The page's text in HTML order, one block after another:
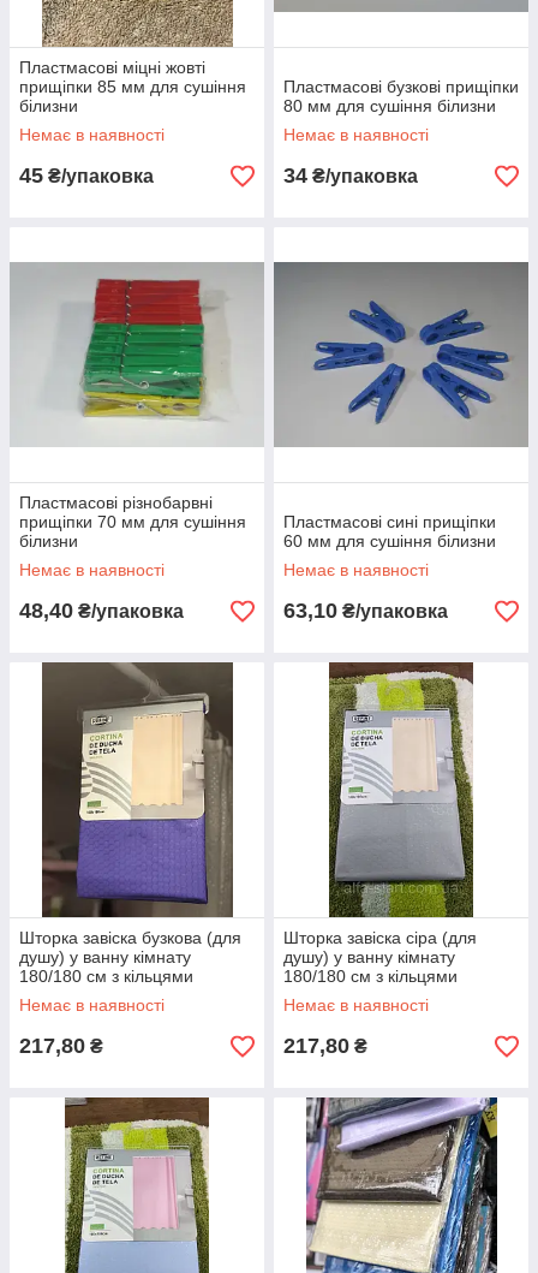
Пластмасові міцні жовті
прищіпки 85 мм для сушіння
білизни
Немає в наявності
45 ₴/упаковка
Пластмасові бузкові прищіпки
80 мм для сушіння білизни
Немає в наявності
34 ₴/упаковка
Пластмасові різнобарвні
прищіпки 70 мм для сушіння
білизни
Немає в наявності
48,40 ₴/упаковка
Пластмасові сині прищіпки
60 мм для сушіння білизни
Немає в наявності
63,10 ₴/упаковка
Шторка завіска бузкова (для
душу) у ванну кімнату
180/180 см з кільцями
Немає в наявності
217,80 ₴
Шторка завіска сіра (для
душу) у ванну кімнату
180/180 см з кільцями
Немає в наявності
217,80 ₴